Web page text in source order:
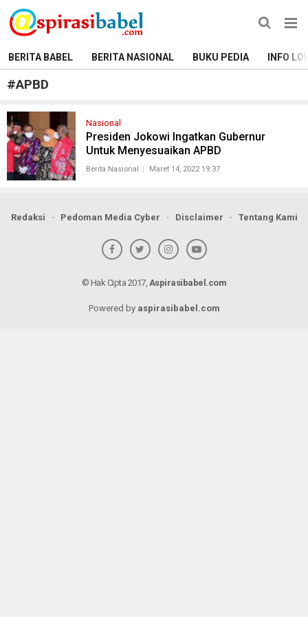
BERITA BABEL BERITA NASIONAL BUKU PEDIA INFO
#APBD
Nasional
Presiden Jokowi Ingatkan Gubernur
Untuk Menyesuaikan APBD
Berita Nasional Maret 14, 2022 19:37
Redaksi Pedoman Media Cyber Disclaimer Tentang Kami
© Hak Cipta 2017, Aspirasibabel.com
Powered by aspirasibabel.com